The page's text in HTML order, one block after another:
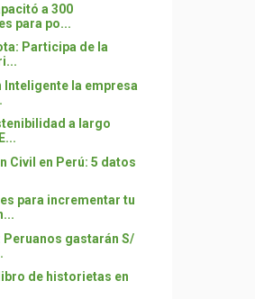
a 300
para po...
Participa de la
la empresa
a largo
Civil en Perú: 5 datos
para incrementar tu
gastarán S/
de historietas en